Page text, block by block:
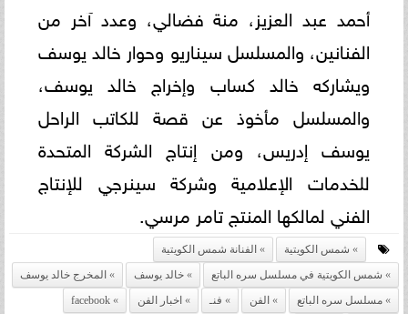
أحمد عبد العزيز، منة فضالي، وعدد آخر من
الفنانين، والمسلسل سيناريو وحوار خالد يوسف
ويشاركه خالد كساب وإخراج خالد يوسف،
والمسلسل مأخوذ عن قصة للكاتب الراحل
يوسف إدريس، ومن إنتاج الشركة المتحدة
للخدمات الإعلامية وشركة سينرجي للإنتاج
الفني لمالكها المنتج تامر مرسي.
شمس الكويتية
الفنانة شمس الكويتية
شمس الكويتية في مسلسل سره الباتع
خالد يوسف
المخرج خالد يوسف
مسلسل سره الباتع
الفن فنـ اخبار الفن
facebook